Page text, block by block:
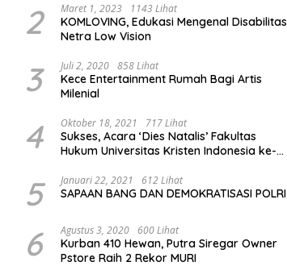
2 Maret 1, 2023 1143 Lihat
KOMLOVING, Edukasi Mengenal Disabilitas
Netra Low Vision
3 Juli 2, 2020 858 Lihat
Kece Entertainment Rumah Bagi Artis
Milenial
4 Oktober 18, 2021 717 Lihat
Sukses, Acara ‘Dies Natalis’ Fakultas
Hukum Universitas Kristen Indonesia ke-
5 Januari 22, 2021 612 Lihat
SAPAAN BANG DAN DEMOKRATISASI POLRI
6 Agustus 3, 2020 600 Lihat
Kurban 410 Hewan, Putra Siregar Owner
Pstore Raih 2 Rekor MURI